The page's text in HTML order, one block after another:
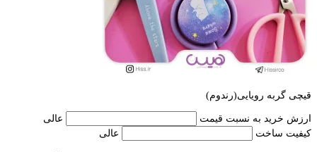
قیچی گربه رویایی(رندوم)
ارزش خرید به نسبت قیمت
عالی
کیفیت ساخت
عالی